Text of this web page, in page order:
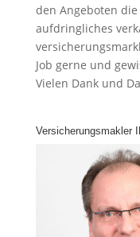
den Angeboten
aufdringliches
Job gerne und
Vielen Dank und
Versicherungsmakler